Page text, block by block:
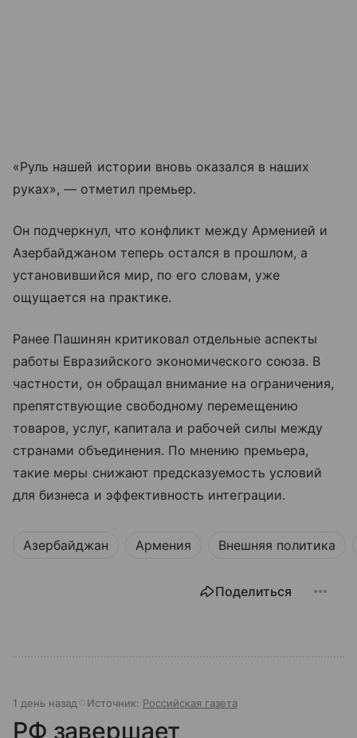
«Руль нашей истории вновь оказался в наших
руках», — отметил премьер.
Он подчеркнул, что конфликт между Арменией и
Азербайджаном теперь остался в прошлом, а
установившийся мир, по его словам, уже
ощущается на практике.
Ранее Пашинян критиковал отдельные аспекты
работы Евразийского экономического союза. В
частности, он обращал внимание на ограничения,
препятствующие свободному перемещению
товаров, услуг, капитала и рабочей силы между
странами объединения. По мнению премьера,
такие меры снижают предсказуемость условий
для бизнеса и эффективность интеграции.
Азербайджан Армения Внешняя политика
Поделиться
1 день назад Источник: Российская газета
РФ завершает